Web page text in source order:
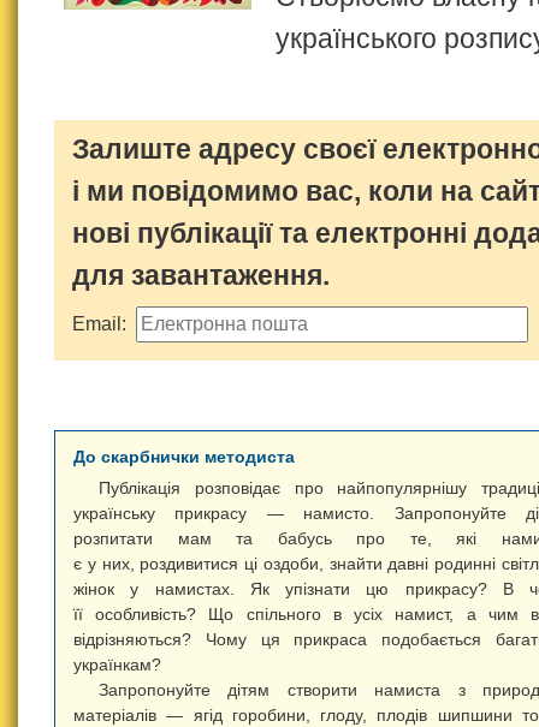
українського
Залиште адресу своєї
і ми повідомимо вас, коли на
нові публікації та електронні
для завантаження.
Email:
До скарбнички методиста
Публікація розповідає про найпопулярнішу
українську прикрасу — намисто. Запропонуйте
розпитати мам та бабусь про те, які
є у них, роздивитися ці оздоби, знайти давні родинні
жінок у намистах. Як упізнати цю прикрасу? В
її особливість? Що спільного в усіх намист, а чим
відрізняються? Чому ця прикраса подобається
українкам?
Запропонуйте дітям створити намиста з
матеріалів — ягід горобини, глоду, плодів шипшини